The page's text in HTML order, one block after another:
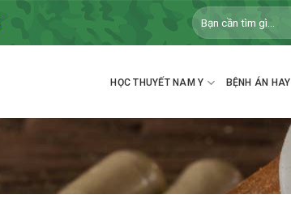
Tìm
kiếm:
HỌC THUYẾT NAM Y BỆNH ÁN HAY